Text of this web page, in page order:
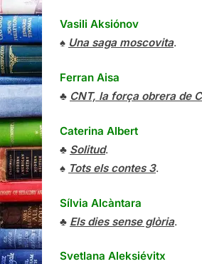
Vasili Aksiónov
♠ Una saga moscovita.
Ferran Aisa
♣ CNT, la força obrera de
Caterina Albert
♣ Solitud.
♠ Tots els contes 3.
Sílvia Alcàntara
♣ Els dies sense glòria.
Svetlana Aleksiévitx